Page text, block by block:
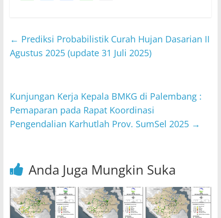
s
A
er e
b
k
l
← Prediksi Probabilistik Curah Hujan Dasarian II
Agustus 2025 (update 31 Juli 2025)
Kunjungan Kerja Kepala BMKG di Palembang :
Pemaparan pada Rapat Koordinasi
Pengendalian Karhutlah Prov. SumSel 2025 →
Anda Juga Mungkin Suka